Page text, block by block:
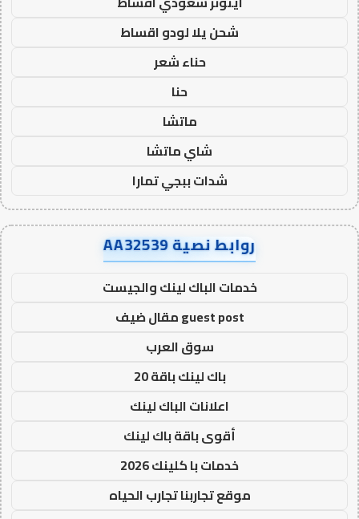
شحن يلا لودو اقساط
حناء شعر
حنا
ماتشا
شاي ماتشا
شدات ببجي تمارا
روابط نصية AA32539
خدمات الباك لينك والجيست
guest post مقال ضيف
سوق العرب
باك لينك باقة 20
اعلانات الباك لينك
أقوى باقة باك لينك
خدمات با كلينك 2026
موقع تجاربنا تجارب الحياه